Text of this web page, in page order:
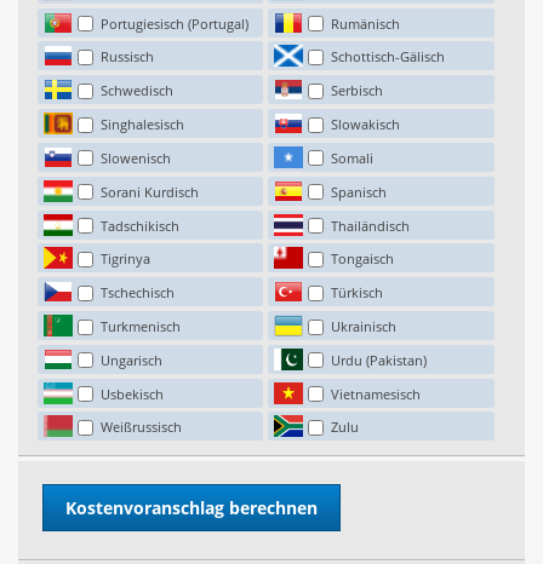
Portugiesisch (Portugal)
Rumänisch
Russisch
Schottisch-Gälisch
Schwedisch
Serbisch
Singhalesisch
Slowakisch
Slowenisch
Somali
Sorani Kurdisch
Spanisch
Tadschikisch
Thailändisch
Tigrinya
Tongaisch
Tschechisch
Türkisch
Turkmenisch
Ukrainisch
Ungarisch
Urdu (Pakistan)
Usbekisch
Vietnamesisch
Weißrussisch
Zulu